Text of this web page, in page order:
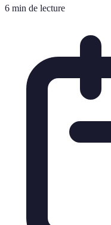
6 min de lecture